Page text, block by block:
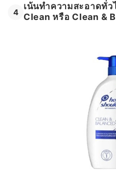
4
เน้นทำความสะอาดทั่ว
Clean หรือ Clean &